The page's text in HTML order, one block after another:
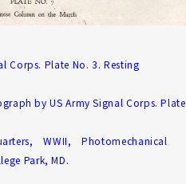
Corps. Plate No. 3. Resting
by US Army Signal Corps. Plate
WWII, Photomechanical
Park, MD.